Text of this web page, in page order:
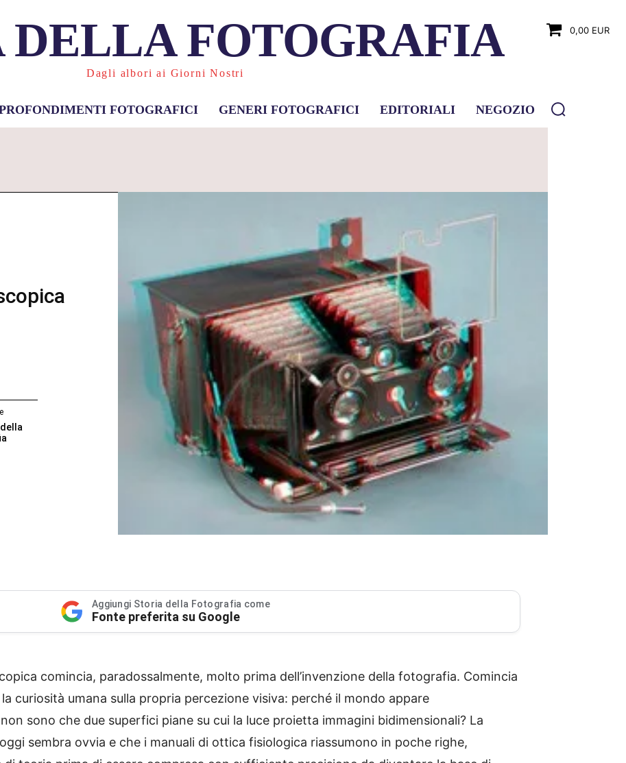
DELLA FOTOGRAFIA
Dagli albori ai Giorni Nostri
0,00 EUR
FOTOGRAFICI GENERI FOTOGRAFICI EDITORIALI NEGOZIO
della
Aggiungi Storia della Fotografia come
Fonte preferita su Google
comincia, paradossalmente, molto prima dell’invenzione della fotografia. Comincia
curiosità umana sulla propria percezione visiva: perché il mondo appare
sono che due superfici piane su cui la luce proietta immagini bidimensionali? La
sembra ovvia e che i manuali di ottica fisiologica riassumono in poche righe,